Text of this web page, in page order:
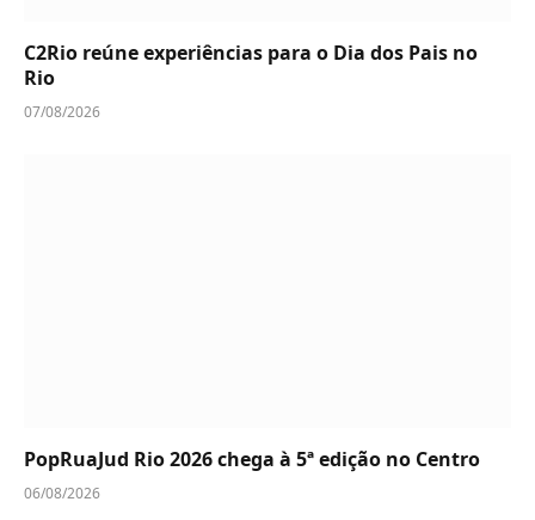
C2Rio reúne experiências para o Dia dos Pais no
Rio
07/08/2026
PopRuaJud Rio 2026 chega à 5ª edição no Centro
06/08/2026